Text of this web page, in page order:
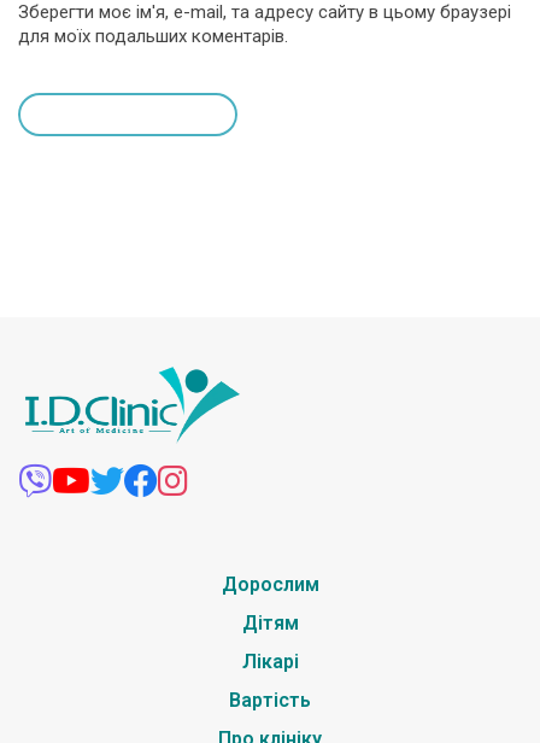
Зберегти моє ім'я, e-mail, та адресу сайту в цьому браузері
для моїх подальших коментарів.
Дорослим
Дітям
Лікарі
Вартість